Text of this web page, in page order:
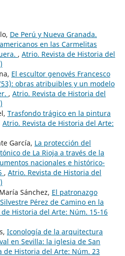
De Perú y Nueva Granada.
en las Carmelitas
, Atrio. Revista de Historia del
El escultor genovés Francesco
obras atribuibles y un modelo
, Atrio. Revista de Historia del
Trasfondo trágico en la pintura
Atrio. Revista de Historia del Arte:
García, La protección del
de La Rioja a través de la
nacionales e histórico-
, Atrio. Revista de Historia del
Sánchez, El patronazgo
Pérez de Camino en la
Historia del Arte: Núm. 15-16
Iconología de la arquitectura
en Sevilla: la iglesia de San
de Historia del Arte: Núm. 23